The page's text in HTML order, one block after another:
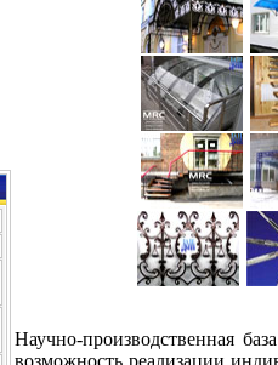
Научно-производственная
возможность реализации